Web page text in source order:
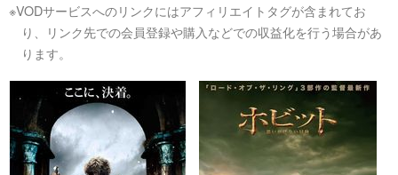
※VODサービスへのリンクにはアフィリエイトタグが含まれてお
り、リンク先での会員登録や購入などでの収益化を行う場合があ
ります。